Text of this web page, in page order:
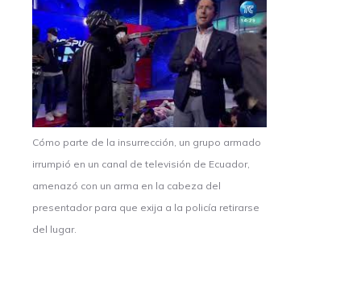
Cómo parte de la insurrección, un grupo armado
irrumpió en un canal de televisión de Ecuador,
amenazó con un arma en la cabeza del
presentador para que exija a la policía retirarse
del lugar.